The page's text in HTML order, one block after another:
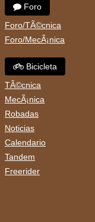
Foro
Foro/TÃ©cnica
Foro/MecÃ¡nica
Bicicleta
TÃ©cnica
MecÃ¡nica
Robadas
Noticias
Calendario
Tandem
Freerider